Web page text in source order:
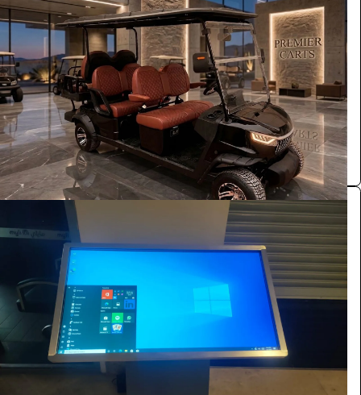
الفعاليات والحفلات
0
/ اليوم
الرياض
Premier carts
0.0 (0)
شاشة عرضية نظام وندوز 55 بوصة وندوز لمس
الفعاليات والحفلات
528
/ اليوم
بازنت لتنظيم المعارض